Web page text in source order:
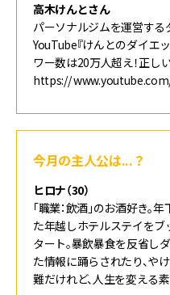
高木けんとさん
パーソナルジムを運営する
YouTube『けんとのダイエ
ワー数は20万人超え！正し
https://
今月の主人公は...？
ヒロナ（30）
「職業：飲酒」のお酒好き
た年越しホテルステイをブ
タート。暴飲暴食を反省し
た情報に踊らされたり、や
難だけれど、人生を変える